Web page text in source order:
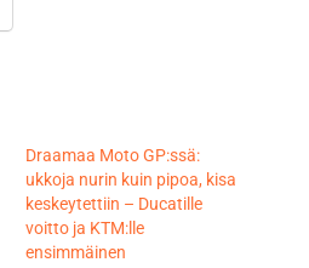
Draamaa Moto GP:ssä:
ukkoja nurin kuin pipoa, kisa
keskeytettiin – Ducatille
voitto ja KTM:lle
ensimmäinen